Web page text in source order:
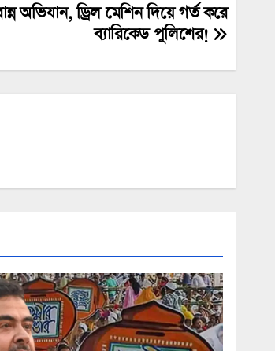
অভিযান, ড্রিল মেশিন দিয়ে গর্ত করে
ব্যারিকেড পুলিশের!